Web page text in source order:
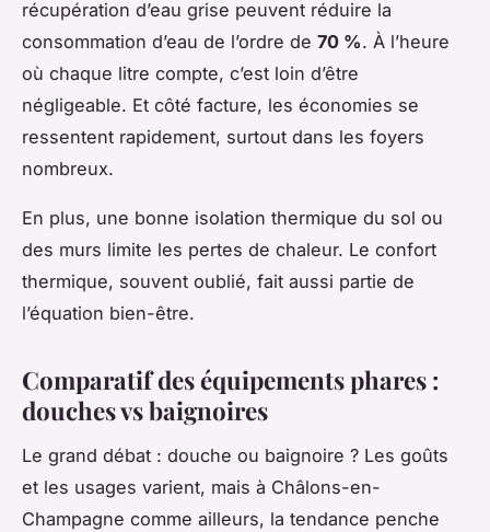
récupération d’eau grise peuvent réduire la
consommation d’eau de l’ordre de 70 %. À l’heure
où chaque litre compte, c’est loin d’être
négligeable. Et côté facture, les économies se
ressentent rapidement, surtout dans les foyers
nombreux.
En plus, une bonne isolation thermique du sol ou
des murs limite les pertes de chaleur. Le confort
thermique, souvent oublié, fait aussi partie de
l’équation bien-être.
Comparatif des équipements phares :
douches vs baignoires
Le grand débat : douche ou baignoire ? Les goûts
et les usages varient, mais à Châlons-en-
Champagne comme ailleurs, la tendance penche